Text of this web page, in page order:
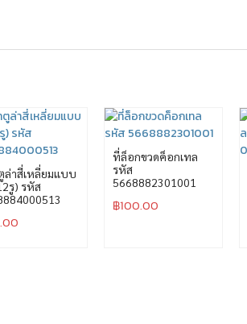
ล่าสี่เหลี่ยมแบบ
รู) รหัส
ที่ล็อกขวดค็อกเทล
รหัส
5668882301001
฿100.00